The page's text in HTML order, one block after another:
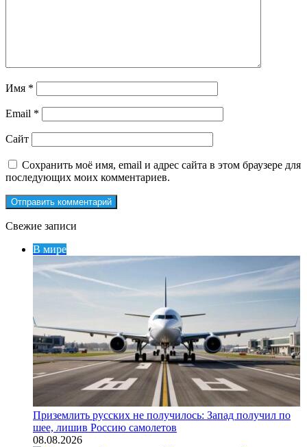
Имя *
Email *
Сайт
Сохранить моё имя, email и адрес сайта в этом браузере для
последующих моих комментариев.
Свежие записи
В мире
Приземлить русских не получилось: Запад получил по
шее, лишив Россию самолетов
08.08.2026